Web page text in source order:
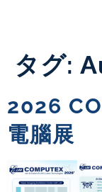
タグ:
2026
電腦展